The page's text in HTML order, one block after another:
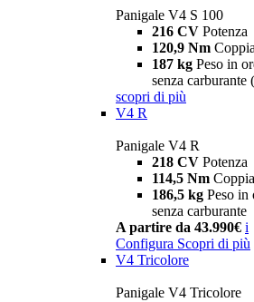
Panigale V4 S 100
216 CV Potenza
120,9 Nm Coppia
187 kg Peso in
senza carburante
scopri di più
V4 R
Panigale V4 R
218 CV Potenza
114,5 Nm Coppia
186,5 kg Peso in
senza carburante
A partire da 43.990€ i
Configura Scopri di più
V4 Tricolore
Panigale V4 Tricolore